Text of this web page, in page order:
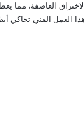
لاختراق العاصفة، مما
العمل الفني تحاكي